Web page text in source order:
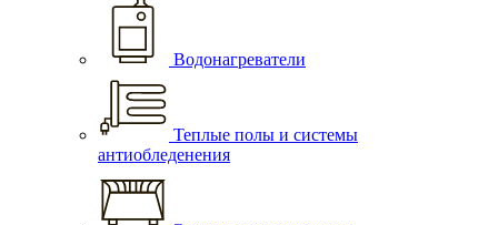
Водонагреватели
Теплые полы и системы
антиобледенения